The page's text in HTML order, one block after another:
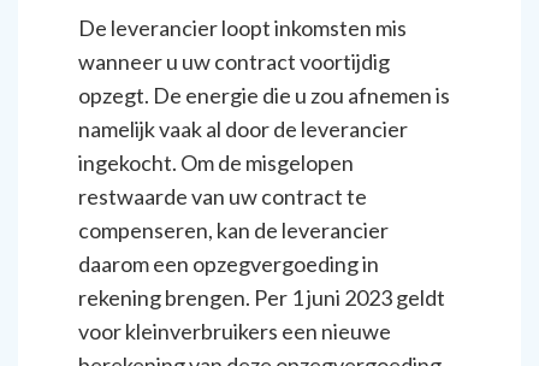
De leverancier loopt inkomsten mis
wanneer u uw contract voortijdig
opzegt. De energie die u zou afnemen is
namelijk vaak al door de leverancier
ingekocht. Om de misgelopen
restwaarde van uw contract te
compenseren, kan de leverancier
daarom een opzegvergoeding in
rekening brengen. Per 1 juni 2023 geldt
voor kleinverbruikers een nieuwe